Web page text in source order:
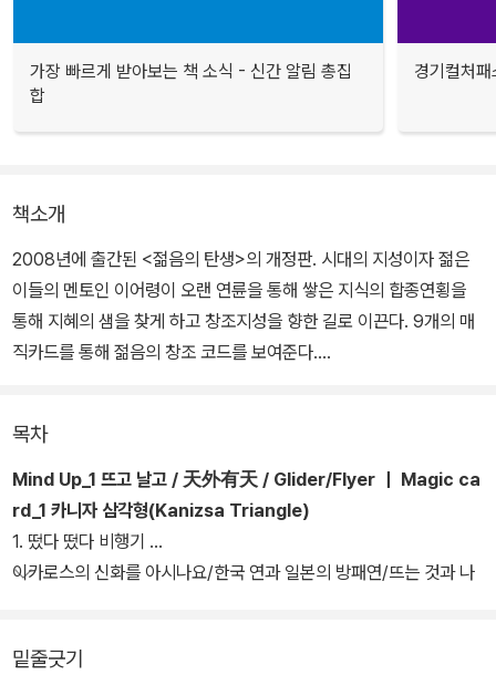
가장 빠르게 받아보는 책 소식 - 신간 알림 총집
합
경기컬처
책소개
2008년에 출간된 <젊음의 탄생>의 개정판. 시대의 지성이자 젊은
이들의 멘토인 이어령이 오랜 연륜을 통해 쌓은 지식의 합종연횡을
통해 지혜의 샘을 찾게 하고 창조지성을 향한 길로 이끈다. 9개의 매
직카드를 통해 젊음의 창조 코드를 보여준다.
일으켰던 축사 '떴다 떴다 비행기'를 발화점으로, 그간 여러 대학과 각
종 강연에서 피력해 왔던 젊은 세대를 향한 목소리와 평소 젊은 지성
에게 들려주고 싶었던 이야기를 한데 모아 묶었다.
개정판에는 타로카드를 연상시키는 화려한 매직카드로 첫 장을 연다.
용도 부분 보완하여 2009년 오늘의 현실에 맞게 다듬었다.
목차
Mind Up_1 뜨고 날고 / 天外有天 / Glider/Flyer ｜ Magic ca
rd_1 카니자 삼각형(Kanizsa Triangle)
1. 떴다 떴다 비행기
이카로스의 신화를 아시나요/한국 연과 일본의 방패연/뜨는 것과 나
밑줄긋기